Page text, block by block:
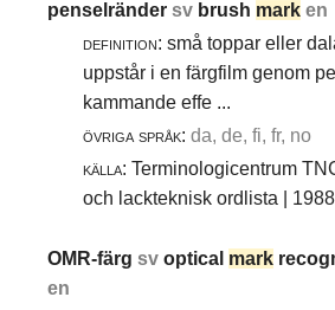
penselrändersv brush mark en
definition: små toppar eller
uppstår i en färgfilm genom
kammande effe ...
övriga språk: da, de, fi, fr, no
källa: Terminologicentrum
och lackteknisk ordlista | 1988
OMR-färgsvoptical mark
en